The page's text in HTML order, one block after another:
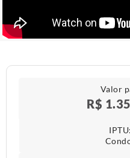
Valor
R$
IPTU​: